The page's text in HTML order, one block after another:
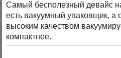
Самый бесполезный девайс
есть вакуумный упаковщик, а
высоким качеством
компактнее.